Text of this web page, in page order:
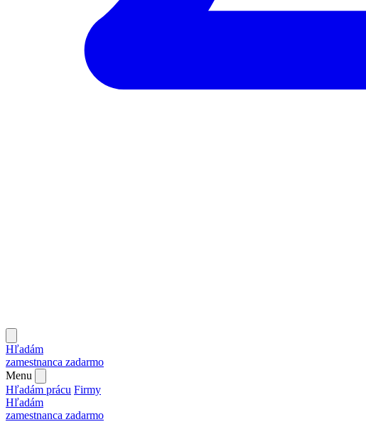
Hľadám
zamestnanca zadarmo
Menu
Hľadám prácu Firmy
Hľadám
zamestnanca zadarmo